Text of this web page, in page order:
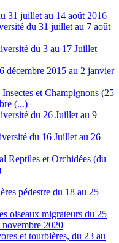
31 juillet au 14 août 2016
du 31 juillet au 7 août
du 3 au 17 Juillet
décembre 2015 au 2 janvier
et Champignons (25
(...)
du 26 Juillet au 9
du 16 Juillet au 26
Reptiles et Orchidées (du
pédestre du 18 au 25
oiseaux migrateurs du 25
2020
et tourbières, du 23 au